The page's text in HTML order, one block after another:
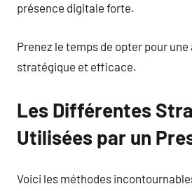
présence digitale forte.
Prenez le temps de opter pour
stratégique et efficace.
Les Différentes
Utilisées par un
Voici les méthodes